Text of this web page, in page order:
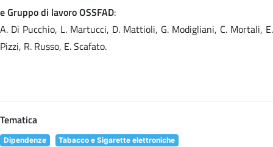
e Gruppo di lavoro OSSFAD:
A. Di Pucchio, L. Martucci, D. Mattioli, G. Modigliani, C. Mortali, E.
Pizzi, R. Russo, E. Scafato.
Tematica
Dipendenze Tabacco e Sigarette elettroniche